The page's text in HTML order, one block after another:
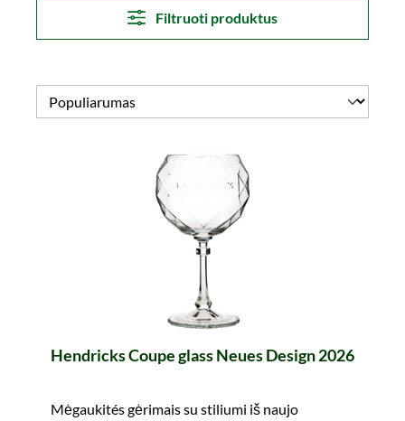
Filtruoti produktus
Hendricks Coupe glass Neues Design 2026
Mėgaukités gėrimais su stiliumi iš naujo